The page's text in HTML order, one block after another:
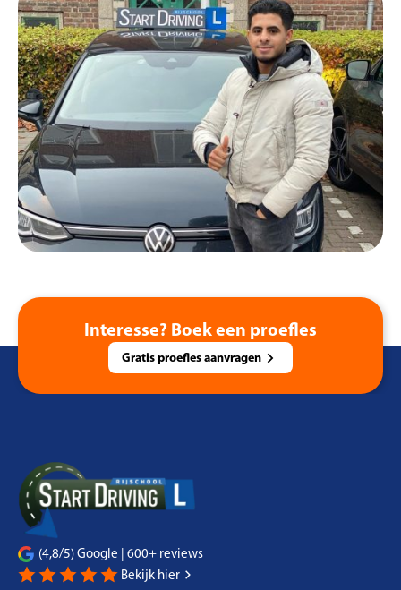
Interesse? Boek een proefles
Gratis proefles aanvragen
(4,8/5) Google | 600+ reviews
Bekijk hier